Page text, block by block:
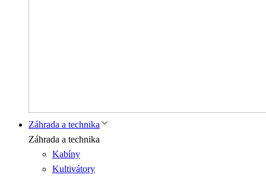
Záhrada a technika
Záhrada a technika
Kabíny
Kultivátory